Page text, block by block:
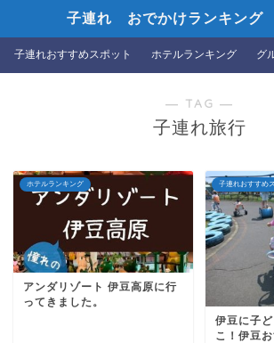
子連れ おでかけランキン
子連れおすすめスポット ホテルランキング グ
― TAG ―
子連れ旅行
ホテルランキング
アンダリゾート 伊豆高原に行
ってきました。
子連れおすすめ
伊豆に子
こ！伊豆